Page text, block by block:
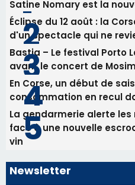
vin
Newsletter
Inscrivez-vous à la
email les infos les plus
nos meilleurs articles